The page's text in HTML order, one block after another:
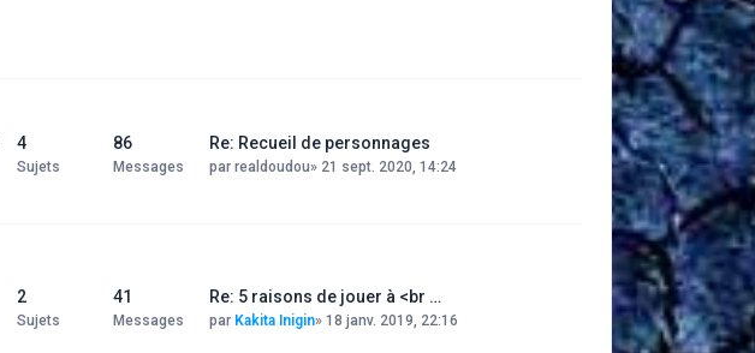
4
Sujets
86
Messages
Re: Recueil de personnages
par realdoudou» 21 sept. 2020, 14:24
2
Sujets
41
Messages
Re: 5 raisons de jouer à <br …
par Kakita Inigin» 18 janv. 2019, 22:16